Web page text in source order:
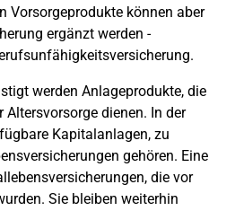
Vorsorgeprodukte können aber
ergänzt werden -
werden Anlageprodukte, die
dienen. In der
Kapitalanlagen, zu
gehören. Eine
die vor
Sie bleiben weiterhin